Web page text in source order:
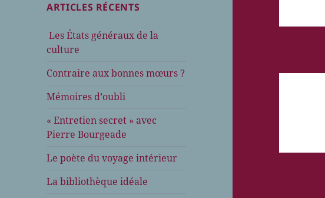
ARTICLES RÉCENTS
Les États généraux de la
culture
Contraire aux bonnes mœurs ?
Mémoires d’oubli
« Entretien secret » avec
Pierre Bourgeade
Le poète du voyage intérieur
La bibliothèque idéale